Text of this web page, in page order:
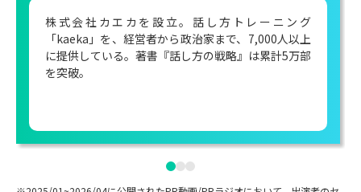
元日本マイクロソフト業務執行役員。プレゼンテー
ションの達人として知られ、年間300回以上の講演
実績。実践的な英語力を持ち、英語を「コスパがめ
ちゃくちゃいい」スキルと推奨する。